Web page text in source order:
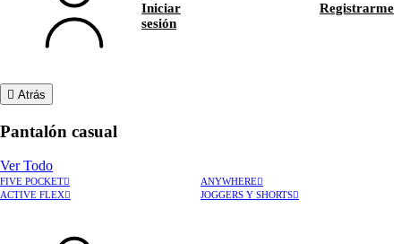
Iniciar
sesión
Registrarme
Atrás
Pantalón casual
Ver Todo
FIVE POCKET
ANYWHERE
ACTIVE FLEX
JOGGERS Y SHORTS